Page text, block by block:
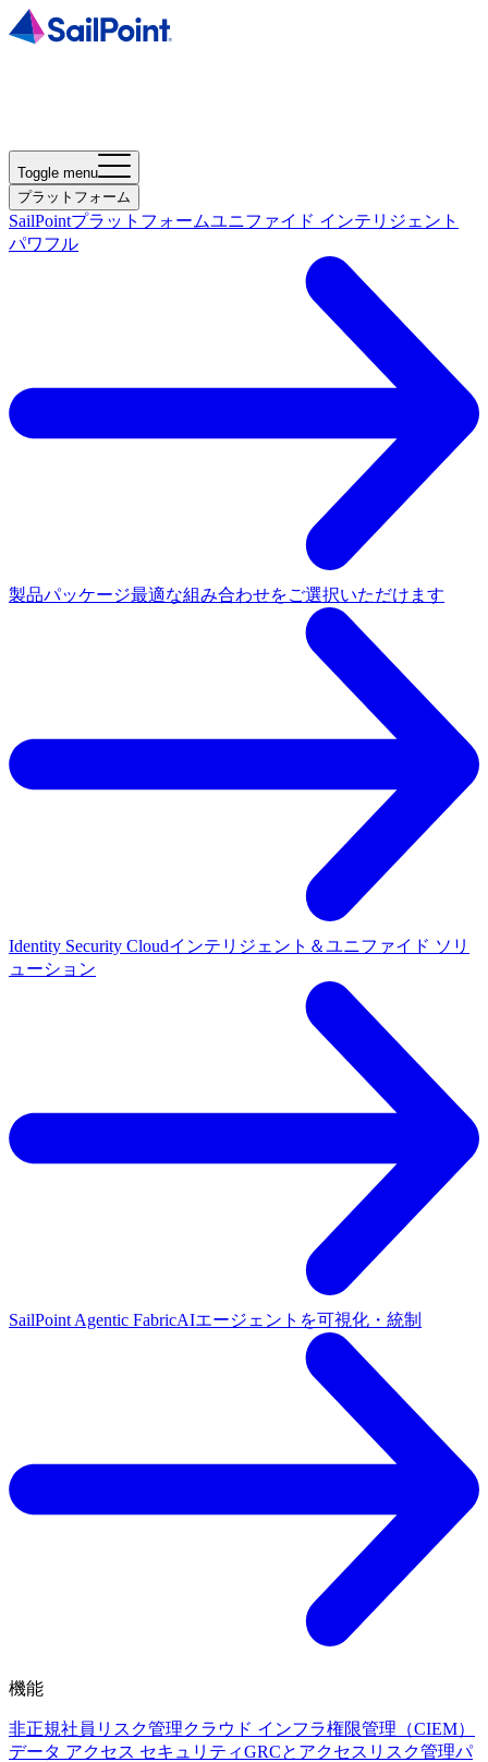
Toggle menu
プラットフォーム
SailPointプラットフォームユニファイド インテリジェント
パワフル
製品パッケージ最適な組み合わせをご選択いただけます
Identity Security Cloudインテリジェント＆ユニファイド ソリ
ューション
SailPoint Agentic FabricAIエージェントを可視化・統制
機能
非正規社員リスク管理クラウド インフラ権限管理（CIEM）
データ アクセス セキュリティGRCとアクセスリスク管理パ